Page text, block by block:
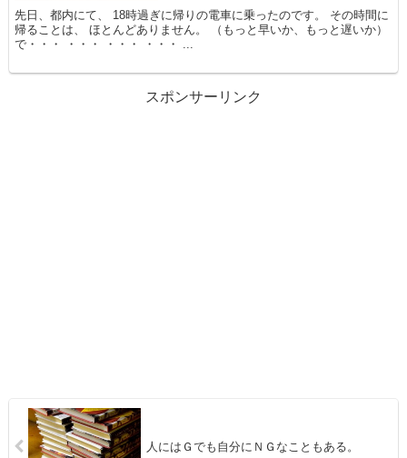
先日、都内にて、 18時過ぎに帰りの電車に乗ったのです。 その時間に
帰ることは、 ほとんどありません。 （もっと早いか、もっと遅いか）
で・・・ ・・・ ・・・ ・・・ ...
スポンサーリンク
人にはＧでも自分にＮＧなこともある。